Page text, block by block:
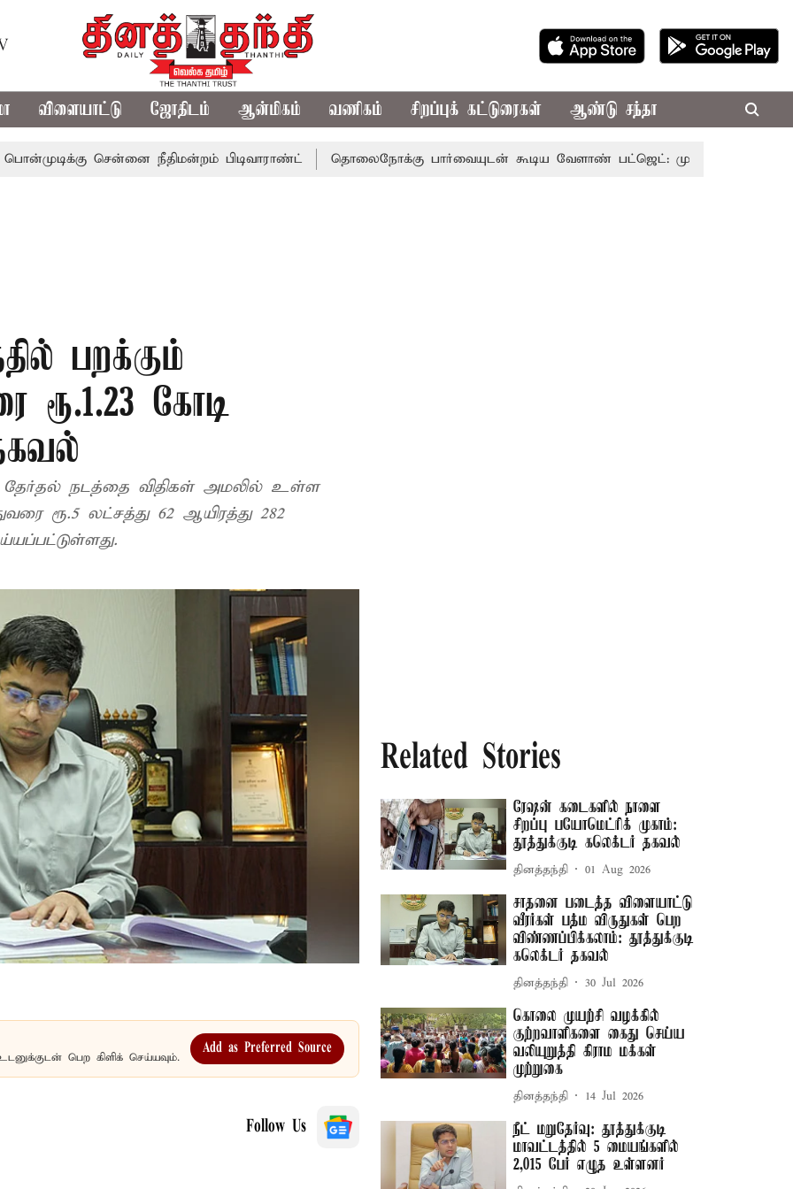
விளையாட்டு ஜோதிடம் ஆன்மிகம் வணிகம் சிறப்புக் கட்டுரைகள் ஆண்டு சந்தா
சென்னை நீதிமன்றம் பிடிவாராண்ட் தொலைநோக்கு பார்வையுடன் கூடிய வேளாண் பட்ஜெட்: முதல்-அமைச்சர் விஜய்
பறக்கும்
கோடி
தேர்தல் நடத்தை விதிகள் அமலில் உள்ள
ரூ.5 லட்சத்து 62 ஆயிரத்து 282
பெற கிளிக் செய்யவும்.
Add as Preferred Source
Follow Us
Related Stories
ரேஷன் கடைகளில் நாளை
சிறப்பு பயோமெட்ரிக் முகாம்:
தூத்துக்குடி கலெக்டர் தகவல்
தினத்தந்தி 01 Aug 2026
சாதனை படைத்த விளையாட்டு
வீரர்கள் பத்ம விருதுகள் பெற
விண்ணப்பிக்கலாம்: தூத்துக்குடி
கலெக்டர் தகவல்
தினத்தந்தி 30 Jul 2026
கொலை முயற்சி வழக்கில்
குற்றவாளிகளை கைது செய்ய
வலியுறுத்தி கிராம மக்கள்
முற்றுகை
தினத்தந்தி 14 Jul 2026
நீட் மறுதேர்வு: தூத்துக்குடி
மாவட்டத்தில் 5 மையங்களில்
2,015 பேர் எழுத உள்ளனர்